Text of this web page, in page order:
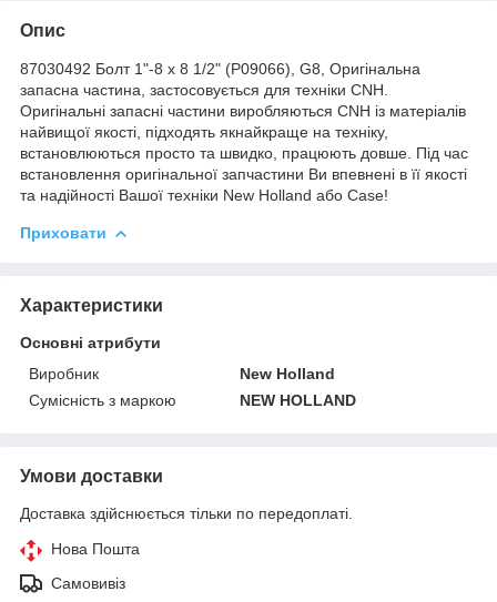
Опис
87030492 Болт 1"-8 x 8 1/2" (P09066), G8, Оригінальна
запасна частина, застосовується для техніки CNH.
Оригінальні запасні частини виробляються CNH із матеріалів
найвищої якості, підходять якнайкраще на техніку,
встановлюються просто та швидко, працюють довше. Під час
встановлення оригінальної запчастини Ви впевнені в її якості
та надійності Вашої техніки New Holland або Case!
Приховати
Характеристики
Основні атрибути
Виробник
New Holland
Сумісність з маркою
NEW HOLLAND
Умови доставки
Доставка здійснюється тільки по передоплаті.
Нова Пошта
Самовивіз